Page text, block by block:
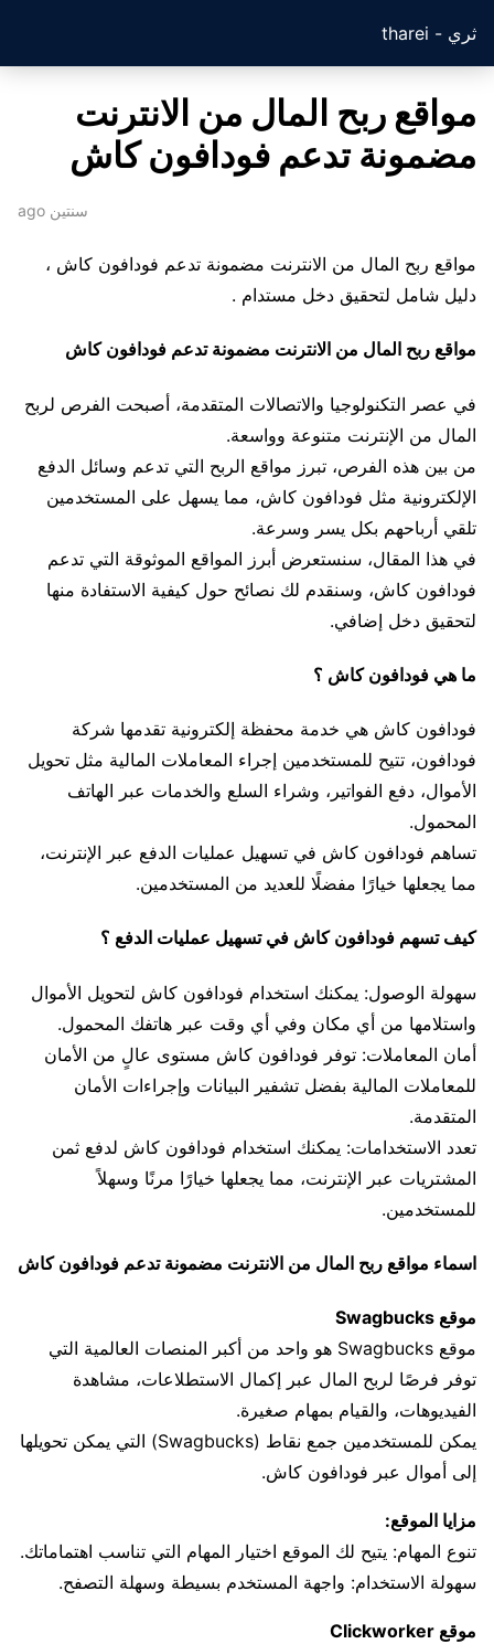
ثري - tharei
مواقع ربح المال من الانترنت
مضمونة تدعم فودافون كاش
سنتين ago
مواقع ربح المال من الانترنت مضمونة تدعم فودافون كاش ،
دليل شامل لتحقيق دخل مستدام .
مواقع ربح المال من الانترنت مضمونة تدعم فودافون كاش
في عصر التكنولوجيا والاتصالات المتقدمة، أصبحت الفرص لربح
المال من الإنترنت متنوعة وواسعة.
من بين هذه الفرص، تبرز مواقع الربح التي تدعم وسائل الدفع
الإلكترونية مثل فودافون كاش، مما يسهل على المستخدمين
تلقي أرباحهم بكل يسر وسرعة.
في هذا المقال، سنستعرض أبرز المواقع الموثوقة التي تدعم
فودافون كاش، وسنقدم لك نصائح حول كيفية الاستفادة منها
لتحقيق دخل إضافي.
ما هي فودافون كاش ؟
فودافون كاش هي خدمة محفظة إلكترونية تقدمها شركة
فودافون، تتيح للمستخدمين إجراء المعاملات المالية مثل تحويل
الأموال، دفع الفواتير، وشراء السلع والخدمات عبر الهاتف
المحمول.
تساهم فودافون كاش في تسهيل عمليات الدفع عبر الإنترنت،
مما يجعلها خيارًا مفضلًا للعديد من المستخدمين.
كيف تسهم فودافون كاش في تسهيل عمليات الدفع ؟
سهولة الوصول: يمكنك استخدام فودافون كاش لتحويل الأموال
واستلامها من أي مكان وفي أي وقت عبر هاتفك المحمول.
أمان المعاملات: توفر فودافون كاش مستوى عالٍ من الأمان
للمعاملات المالية بفضل تشفير البيانات وإجراءات الأمان
المتقدمة.
تعدد الاستخدامات: يمكنك استخدام فودافون كاش لدفع ثمن
المشتريات عبر الإنترنت، مما يجعلها خيارًا مرنًا وسهلاً
للمستخدمين.
اسماء مواقع ربح المال من الانترنت مضمونة تدعم فودافون كاش
موقع Swagbucks
موقع Swagbucks هو واحد من أكبر المنصات العالمية التي
توفر فرصًا لربح المال عبر إكمال الاستطلاعات، مشاهدة
الفيديوهات، والقيام بمهام صغيرة.
يمكن للمستخدمين جمع نقاط (Swagbucks) التي يمكن تحويلها
إلى أموال عبر فودافون كاش.
مزايا الموقع:
تنوع المهام: يتيح لك الموقع اختيار المهام التي تناسب اهتماماتك.
سهولة الاستخدام: واجهة المستخدم بسيطة وسهلة التصفح.
موقع Clickworker